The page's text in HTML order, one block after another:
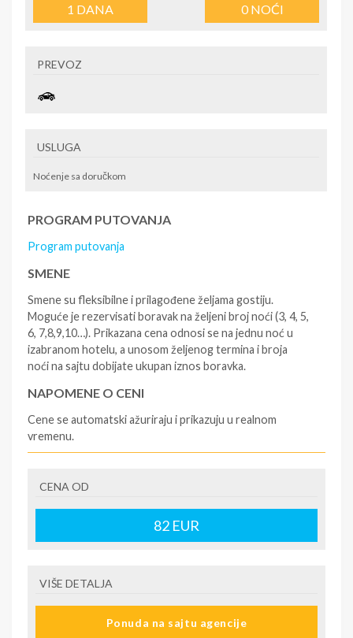
1 DANA 0NOĆI
PREVOZ
USLUGA
Noćenje sa doručkom
PROGRAM PUTOVANJA
Program putovanja
SMENE
Smene su fleksibilne i prilagođene željama gostiju.
Moguće je rezervisati boravak na željeni broj noći (3, 4, 5,
6, 7,8,9,10…). Prikazana cena odnosi se na jednu noć u
izabranom hotelu, a unosom željenog termina i broja
noći na sajtu dobijate ukupan iznos boravka.
NAPOMENE O CENI
Cene se automatski ažuriraju i prikazuju u realnom
vremenu.
- rezervisane i potvrđene usluge u izabranoj smeštajnoj
jedinici prema opisu - korišćenje hotelskih sadržaja
prema opisu - uslugu rezervacije - organizaciju
putovanja.
krizu) na destinaciji, plaćaju se na recepciji
hotela/apartmana za hotele sa 1* i 2* i nekategorisane
CENA OD
82 EUR
VIŠE DETALJA
Ponuda na sajtu agencije